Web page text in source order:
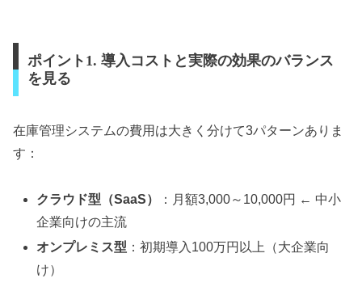
ポイント1. 導入コストと実際の効果のバランス
を見る
在庫管理システムの費用は大きく分けて3パターンありま
す：
クラウド型（SaaS）
：月額3,000～10,000円 ← 中小
企業向けの主流
オンプレミス型 ：初期導入100万円以上（大企業向
け）